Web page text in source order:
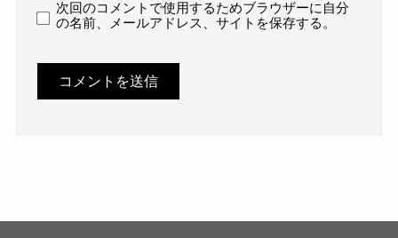
次回のコメントで使用するためブラウザーに自分
の名前、メールアドレス、サイトを保存する。